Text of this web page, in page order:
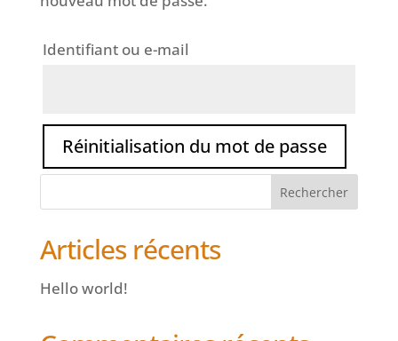
Identifiant ou e-mail
Réinitialisation du mot de passe
Articles récents
Hello world!